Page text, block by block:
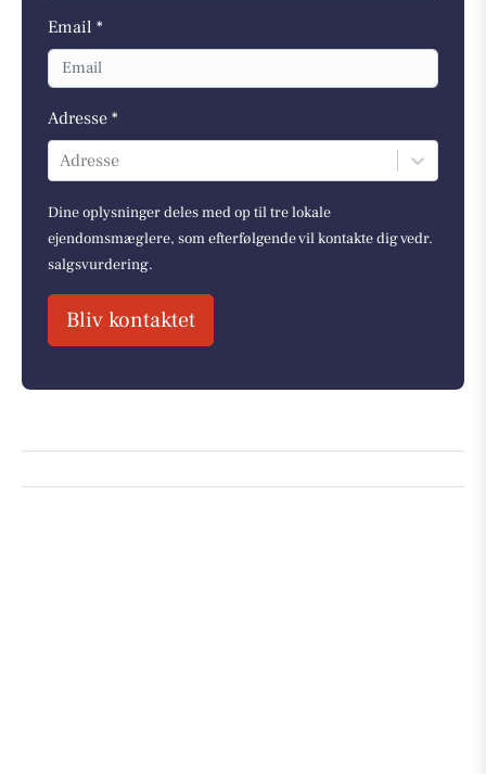
Email *
Adresse *
Adresse
Dine oplysninger deles med op til tre lokale
ejendomsmæglere, som efterfølgende vil kontakte dig vedr.
salgsvurdering.
Bliv kontaktet